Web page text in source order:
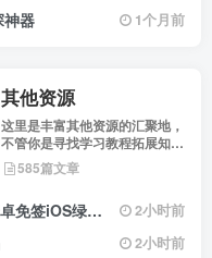
神器 1个月前
其他资源
这里是丰富其他资源的汇聚地，
不管你是寻找学习教程拓展知
识，还是搜集各类素材激发创作
灵感，亦或是查询专业数据辅助
源定期更新、分类清晰、下载便
务，快来探索发现所需资源！
585篇文章
iOS绿标工具 2小时前
2小时前